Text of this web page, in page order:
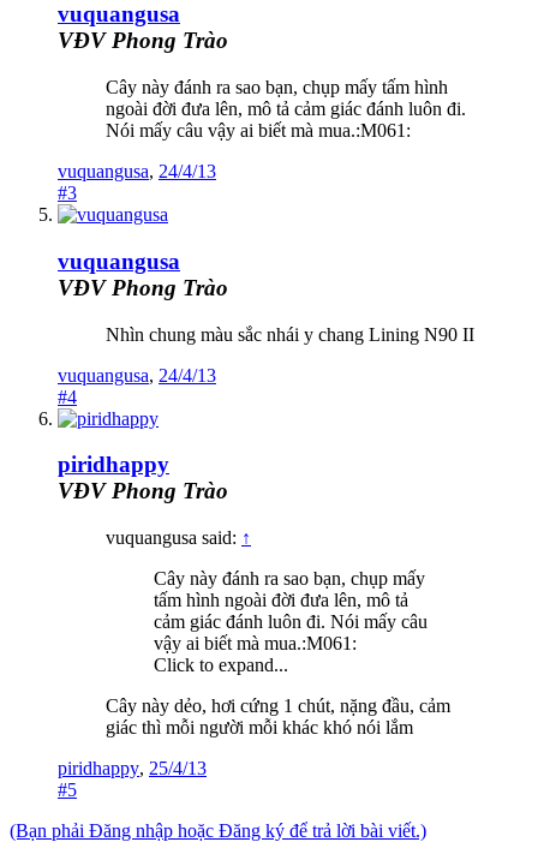
vuquangusa
VĐV Phong Trào
Cây này đánh ra sao bạn, chụp mấy tấm hình
ngoài đời đưa lên, mô tả cảm giác đánh luôn đi.
Nói mấy câu vậy ai biết mà mua.:M061:
vuquangusa, 24/4/13
#3
vuquangusa
VĐV Phong Trào
Nhìn chung màu sắc nhái y chang Lining N90 II
vuquangusa, 24/4/13
#4
piridhappy
VĐV Phong Trào
vuquangusa said: ↑
Cây này đánh ra sao bạn, chụp mấy
tấm hình ngoài đời đưa lên, mô tả
cảm giác đánh luôn đi. Nói mấy câu
vậy ai biết mà mua.:M061:
Click to expand...
Cây này dẻo, hơi cứng 1 chút, nặng đầu, cảm
giác thì mỗi người mỗi khác khó nói lắm
piridhappy, 25/4/13
#5
(Bạn phải Đăng nhập hoặc Đăng ký để trả lời bài viết.)